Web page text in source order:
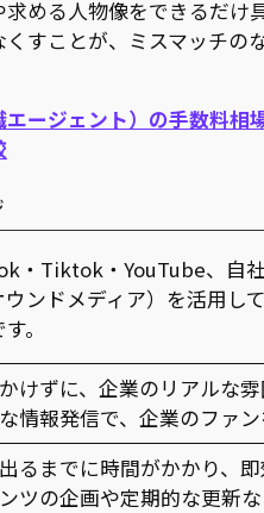
める人物像をできるだけ
すことが、ミスマッチの
ージェント）の手数料相
・Tiktok・YouTube、自
ンドメディア）を活用し
。
けずに、企業のリアルな
情報発信で、企業のファ
るまでに時間がかかり、
ツの企画や定期的な更新